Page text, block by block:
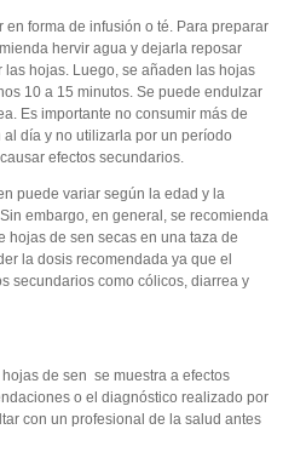
forma de infusión o té. Para preparar
hervir agua y dejarla reposar
hojas. Luego, se añaden las hojas
10 a 15 minutos. Se puede endulzar
Es importante no consumir más de
día y no utilizarla por un período
efectos secundarios.
puede variar según la edad y la
embargo, en general, se recomienda
hojas de sen secas en una taza de
la dosis recomendada ya que el
secundarios como cólicos, diarrea y
de sen se muestra a efectos
o el diagnóstico realizado por
con un profesional de la salud antes